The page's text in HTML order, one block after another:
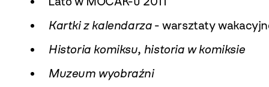
Kartki z kalendarza- warsztaty
Historia komiksu, historia w komiksie
Muzeum wyobraźni